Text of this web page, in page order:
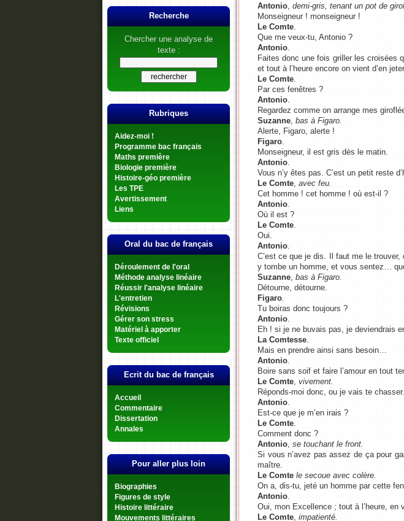
Recherche
Chercher une analyse de
texte :
Rubriques
Aidez-moi !
Programme bac français
Maths première
Biologie première
Histoire-géo première
Les TPE
Avertissement
Liens
Oral du bac de français
Déroulement de l'oral
Méthode analyse linéaire
Réussir l'analyse linéaire
L'entretien
Révisions
Gérer son stress
Matériel à apporter
Texte officiel
Ecrit du bac de français
Accueil
Commentaire
Dissertation
Annales
Pour aller plus loin
Biographies
Figures de style
Histoire littéraire
Mouvements littéraires
Antonio demi-gris, tenant un pot de
Monseigneur ! monseigneur !
Le Comte
Que me veux-tu, Antonio ?
Antonio
Faites donc une fois griller les croisées
et tout à l’heure encore on vient d’en
Le Comte
Par ces fenêtres ?
Antonio
Regardez comme on arrange mes
Suzanne bas à Figaro.
Alerte, Figaro, alerte !
Figaro
Monseigneur, il est gris dès le matin.
Antonio
Vous n’y êtes pas. C’est un petit reste
Le Comte avec feu.
Cet homme ! cet homme ! où est-il ?
Antonio
Où il est ?
Le Comte
Oui.
Antonio
C’est ce que je dis. Il faut me le
y tombe un homme, et vous sentez…
Suzanne bas à Figaro.
Détourne, détourne.
Figaro
Tu boiras donc toujours ?
Antonio
Eh ! si je ne buvais pas, je deviendrais
La Comtesse
Mais en prendre ainsi sans besoin…
Antonio
Boire sans soif et faire l’amour en tout
Le Comte vivement.
Réponds-moi donc, ou je vais te chasser.
Antonio
Est-ce que je m’en irais ?
Le Comte
Comment donc ?
Antonio se touchant le front.
Si vous n’avez pas assez de ça pour
maître.
Le Comte le secoue avec colère.
On a, dis-tu, jeté un homme par cette
Antonio
Oui, mon Excellence ; tout à l’heure, en
Le Comte impatienté.